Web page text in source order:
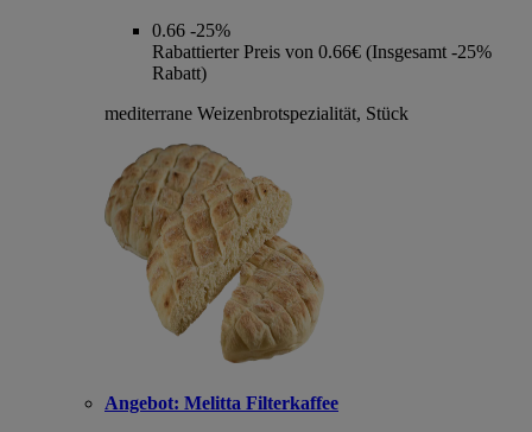
0.66 -25%
Rabattierter Preis von 0.66€ (Insgesamt -25%
Rabatt)
mediterrane Weizenbrotspezialität, Stück
Angebot: Melitta Filterkaffee